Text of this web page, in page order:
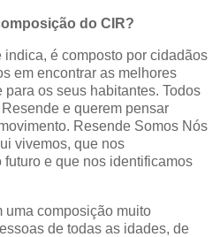
do CIR?
indica, é composto por cidadãos
em encontrar as melhores
os seus habitantes. Todos
e querem pensar
Resende Somos Nós
vivemos, que nos
e que nos identificamos
uma composição muito
de todas as idades, de